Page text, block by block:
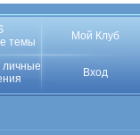
темы
Мой Клуб
личные
Вход